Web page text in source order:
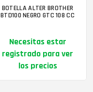
BOTELLA ALTER BROTHER
BTD100 NEGRO GTC 108 CC
Necesitas estar
registrado para ver
los precios